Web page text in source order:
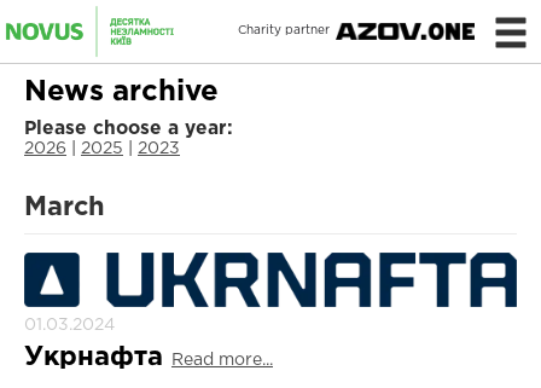
Charity partner
News archive
Please choose a year:
2026 2025 2023
March
01.03.2024
Укрнафта Read more...